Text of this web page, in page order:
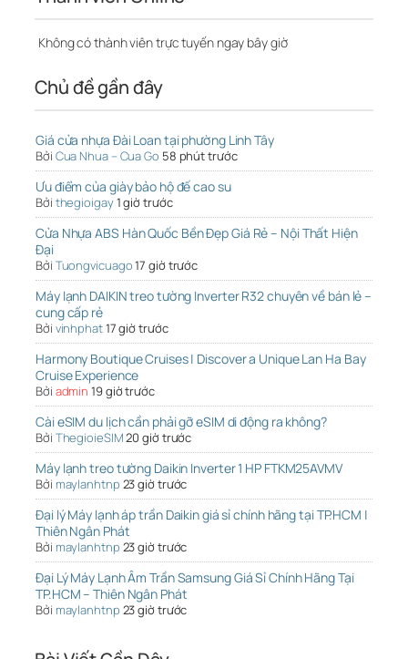
Không có thành viên trực tuyến ngay bây giờ
Chủ đề gần đây
Giá cửa nhựa Đài Loan tại phường Linh Tây
Bởi Cua Nhua – Cua Go 58 phút trước
Ưu điểm của giày bảo hộ đế cao su
Bởi thegioigay1 giờ trước
Cửa Nhựa ABS Hàn Quốc Bền Đẹp Giá Rẻ – Nội Thất Hiện
Đại
Bởi Tuongvicuago17 giờ trước
Máy lạnh DAIKIN treo tường Inverter R32 chuyên về bán lẻ –
cung cấp rẻ
Bởi vinhphat17 giờ trước
Harmony Boutique Cruises | Discover a Unique Lan Ha Bay
Cruise Experience
Bởi admin 19 giờ trước
Cài eSIM du lịch cần phải gỡ eSIM di động ra không?
Bởi ThegioieSIM20 giờ trước
Máy lạnh treo tường Daikin Inverter 1 HP FTKM25AVMV
Bởi maylanhtnp 23 giờ trước
Đại lý Máy lạnh áp trần Daikin giá sỉ chính hãng tại TP.HCM |
Thiên Ngân Phát
Bởi maylanhtnp 23 giờ trước
Đại Lý Máy Lạnh Âm Trần Samsung Giá Sỉ Chính Hãng Tại
TP.HCM – Thiên Ngân Phát
Bởi maylanhtnp 23 giờ trước